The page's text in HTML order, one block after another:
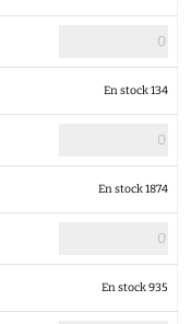
En stock 134
En stock 1874
En stock 935